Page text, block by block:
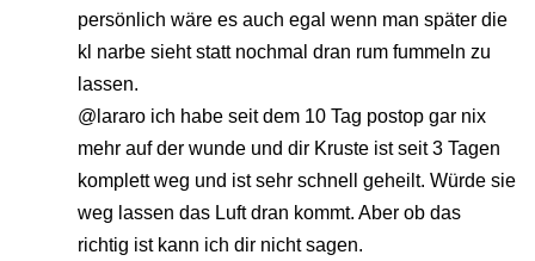
persönlich wäre es auch egal wenn man später die
kl narbe sieht statt nochmal dran rum fummeln zu
lassen.
@lararo ich habe seit dem 10 Tag postop gar nix
mehr auf der wunde und dir Kruste ist seit 3 Tagen
komplett weg und ist sehr schnell geheilt. Würde sie
weg lassen das Luft dran kommt. Aber ob das
richtig ist kann ich dir nicht sagen.